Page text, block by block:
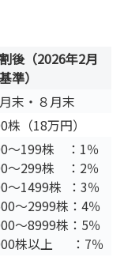
後（2026年2月
準）
末・８月末
株（18万円）
～199株 ：1％
～299株 ：2％
～1499株 ：3％
～2999株：4％
～8999株：5％
株以上 ：7％